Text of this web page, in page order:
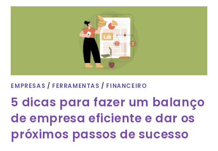
EMPRESAS / FERRAMENTAS / FINANCEIRO
5 dicas para fazer um balanço
de empresa eficiente e dar os
próximos passos de sucesso